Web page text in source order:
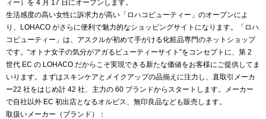
ィー）を 4 月 17 日にオープンします。
生活感度の高い女性に訴求力が高い「ロハコビューティー」のオープンによ
り、LOHACO がさらに便利で魅力的なショッピングサイトになります。「ロハ
コビューティー」は、アスクルが初めて手がける化粧品専門のネットショップ
です。“オトナ女子の気分がアガるビューティーサイト”をコンセプトに、第 2
世代 EC の LOHACO だからこそ実現できる新たな価値をお客様にご提供してま
いります。まずはスキンケアとメイクアップの品揃えに注力し、直取引メーカ
ー22 社をはじめ計 42 社、主力の 60 ブランドからスタートします。メーカー
で自社以外 EC 初出店となるオルビス、無印良品なども販売します。
取扱いメーカー（ブランド）：